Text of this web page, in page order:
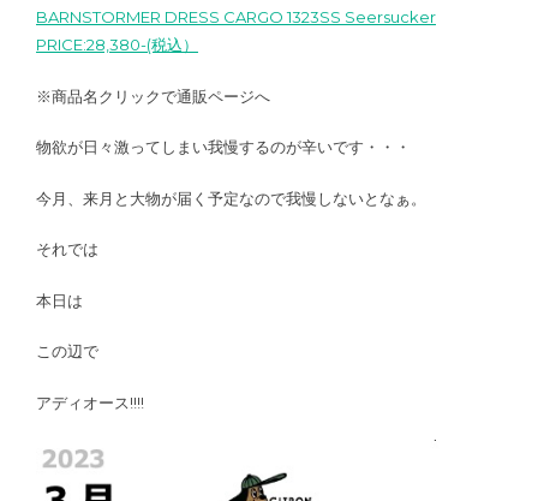
BARNSTORMER DRESS CARGO 1323SS Seersucker
PRICE:28,380-(税込）
※商品名クリックで通販ページへ
物欲が日々激ってしまい我慢するのが辛いです・・・
今月、来月と大物が届く予定なので我慢しないとなぁ。
それでは
本日は
この辺で
アディオース!!!!